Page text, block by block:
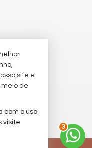
3
site e
de
com o uso
visite